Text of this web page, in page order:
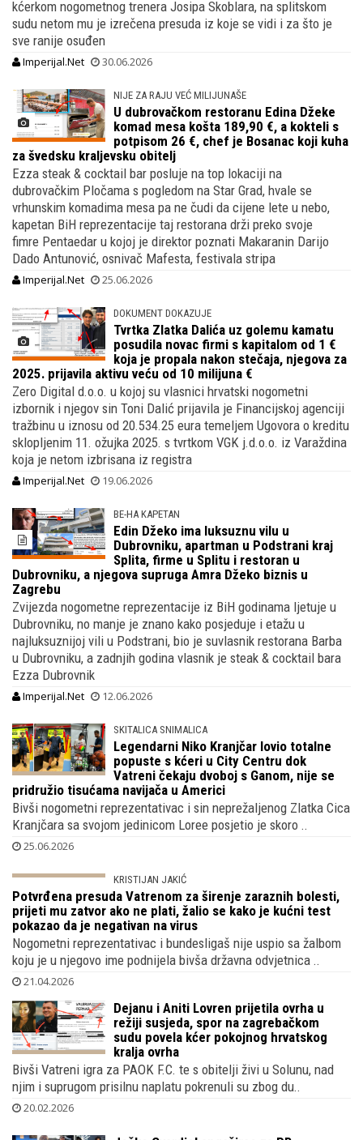
kćerkom nogometnog trenera Josipa Skoblara, na splitskom
sudu netom mu je izrečena presuda iz koje se vidi i za što je
sve ranije osuđen
Imperijal.Net 30.06.2026
NIJE ZA RAJU VEĆ MILIJUNAŠE
U dubrovačkom restoranu Edina Džeke
komad mesa košta 189,90 €, a kokteli s
potpisom 26 €, chef je Bosanac koji kuha
za švedsku kraljevsku obitelj
Ezza steak & cocktail bar posluje na top lokaciji na
dubrovačkim Pločama s pogledom na Star Grad, hvale se
vrhunskim komadima mesa pa ne čudi da cijene lete u nebo,
kapetan BiH reprezentacije taj restorana drži preko svoje
fimre Pentaedar u kojoj je direktor poznati Makaranin Darijo
Dado Antunović, osnivač Mafesta, festivala stripa
Imperijal.Net 25.06.2026
DOKUMENT DOKAZUJE
Tvrtka Zlatka Dalića uz golemu kamatu
posudila novac firmi s kapitalom od 1 €
koja je propala nakon stečaja, njegova za
2025. prijavila aktivu veću od 10 milijuna €
Zero Digital d.o.o. u kojoj su vlasnici hrvatski nogometni
izbornik i njegov sin Toni Dalić prijavila je Financijskoj agenciji
tražbinu u iznosu od 20.534.25 eura temeljem Ugovora o kreditu
sklopljenim 11. ožujka 2025. s tvrtkom VGK j.d.o.o. iz Varaždina
koja je netom izbrisana iz registra
Imperijal.Net 19.06.2026
BE-HA KAPETAN
Edin Džeko ima luksuznu vilu u
Dubrovniku, apartman u Podstrani kraj
Splita, firme u Splitu i restoran u
Dubrovniku, a njegova supruga Amra Džeko biznis u
Zagrebu
Zvijezda nogometne reprezentacije iz BiH godinama ljetuje u
Dubrovniku, no manje je znano kako posjeduje i etažu u
najluksuznijoj vili u Podstrani, bio je suvlasnik restorana Barba
u Dubrovniku, a zadnjih godina vlasnik je steak & cocktail bara
Ezza Dubrovnik
Imperijal.Net 12.06.2026
SKITALICA SNIMALICA
Legendarni Niko Kranjčar lovio totalne
popuste s kćeri u City Centru dok
Vatreni čekaju dvoboj s Ganom, nije se
pridružio tisućama navijača u Americi
Bivši nogometni reprezentativac i sin neprežaljenog Zlatka Cica
Kranjčara sa svojom jedinicom Loree posjetio je skoro ..
25.06.2026
KRISTIJAN JAKIĆ
Potvrđena presuda Vatrenom za širenje zaraznih bolesti,
prijeti mu zatvor ako ne plati, žalio se kako je kućni test
pokazao da je negativan na virus
Nogometni reprezentativac i bundesligaš nije uspio sa žalbom
koju je u njegovo ime podnijela bivša državna odvjetnica ..
21.04.2026
Dejanu i Aniti Lovren prijetila ovrha u
režiji susjeda, spor na zagrebačkom
sudu povela kćer pokojnog hrvatskog
kralja ovrha
Bivši Vatreni igra za PAOK F.C. te s obitelji živi u Solunu, nad
njim i suprugom prisilnu naplatu pokrenuli su zbog du..
20.02.2026